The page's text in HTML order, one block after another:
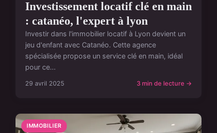
Investissement locatif clé en main
: catanéo, l'expert à lyon
Investir dans l'immobilier locatif à Lyon devient un
jeu d'enfant avec Catanéo. Cette agence
spécialisée propose un service clé en main, idéal
pour ce...
29 avril 2025 3 min de lecture →
IMMOBILIER